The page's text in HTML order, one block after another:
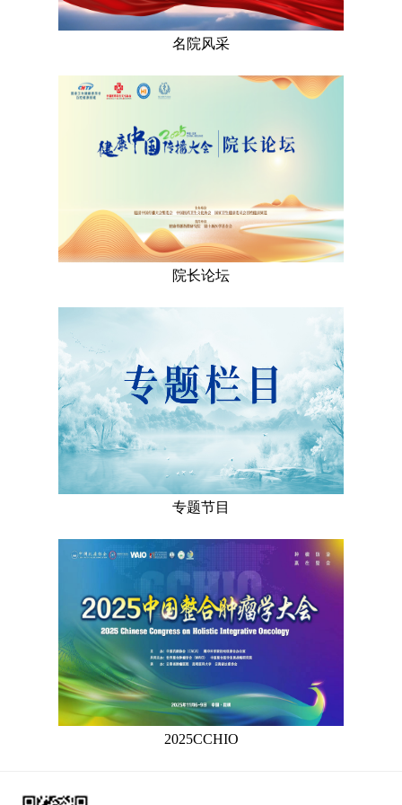
名院风采
院长论坛
专题节目
2025CCHIO